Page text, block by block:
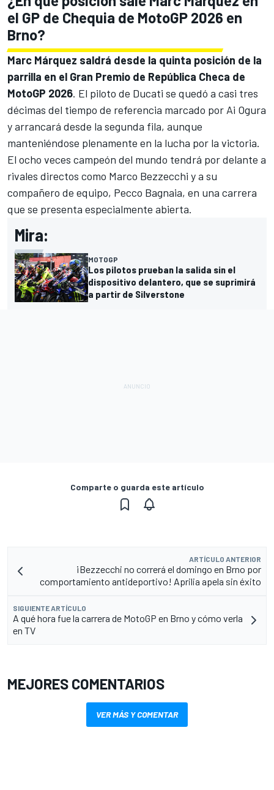
el GP de Chequia de MotoGP 2026 en
Brno?
Marc Márquez saldrá desde la quinta posición de la
parrilla en el Gran Premio de República Checa de
MotoGP 2026. El piloto de Ducati se quedó a casi tres
décimas del tiempo de referencia marcado por Ai Ogura
y arrancará desde la segunda fila, aunque
manteniéndose plenamente en la lucha por la victoria.
El ocho veces campeón del mundo tendrá por delante a
rivales directos como Marco Bezzecchi y a su
compañero de equipo, Pecco Bagnaia, en una carrera
que se presenta especialmente abierta.
Mira:
MOTOGP
Los pilotos prueban la salida sin el
dispositivo delantero, que se suprimirá
a partir de Silverstone
Comparte o guarda este artículo
ARTÍCULO ANTERIOR
¡Bezzecchi no correrá el domingo en Brno por
comportamiento antideportivo! Aprilia apela sin éxito
SIGUIENTE ARTÍCULO
A qué hora fue la carrera de MotoGP en Brno y cómo verla
en TV
MEJORES COMENTARIOS
VER MÁS Y COMENTAR